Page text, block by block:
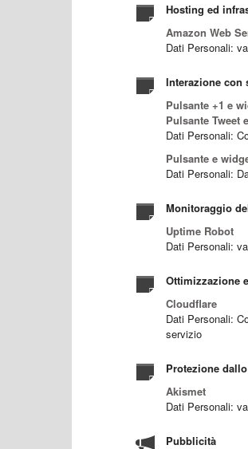
Hosting ed
Amazon Web
Dati Personali:
Interazione con
Pulsante +1 e
Pulsante Tweet
Dati Personali:
Pulsante e
Dati Personali:
Monitoraggio
Uptime Robot
Dati Personali:
Ottimizzazione
Cloudflare
Dati Personali:
servizio
Protezione
Akismet
Dati Personali:
Pubblicità